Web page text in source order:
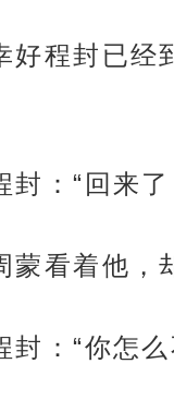
好程封已经
封：“回来
蒙看着他，
封：“你怎